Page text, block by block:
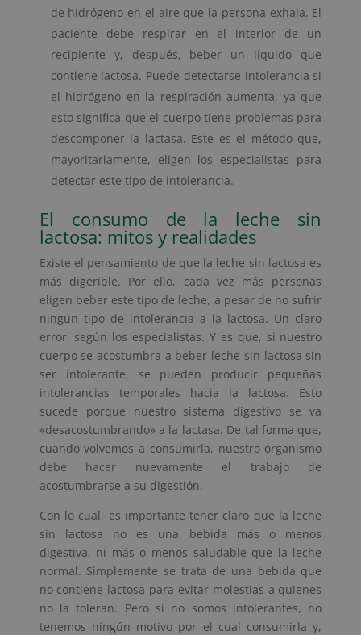
de hidrógeno en el aire que la persona exhala. El
paciente debe respirar en el interior de un
recipiente y, después, beber un líquido que
contiene lactosa. Puede detectarse intolerancia si
el hidrógeno en la respiración aumenta, ya que
esto significa que el cuerpo tiene problemas para
descomponer la lactasa. Este es el método que,
mayoritariamente, eligen los especialistas para
detectar este tipo de intolerancia.
El consumo de la leche sin
lactosa: mitos y realidades
Existe el pensamiento de que la leche sin lactosa es
más digerible. Por ello, cada vez más personas
eligen beber este tipo de leche, a pesar de no sufrir
ningún tipo de intolerancia a la lactosa. Un claro
error, según los especialistas. Y es que, si nuestro
cuerpo se acostumbra a beber leche sin lactosa sin
ser intolerante, se pueden producir pequeñas
intolerancias temporales hacia la lactosa. Esto
sucede porque nuestro sistema digestivo se va
«desacostumbrando» a la lactasa. De tal forma que,
cuando volvemos a consumirla, nuestro organismo
debe hacer nuevamente el trabajo de
acostumbrarse a su digestión.
Con lo cual, es importante tener claro que la leche
sin lactosa no es una bebida más o menos
digestiva, ni más o menos saludable que la leche
normal. Simplemente se trata de una bebida que
no contiene lactosa para evitar molestias a quienes
no la toleran. Pero si no somos intolerantes, no
tenemos ningún motivo por el cual consumirla y,